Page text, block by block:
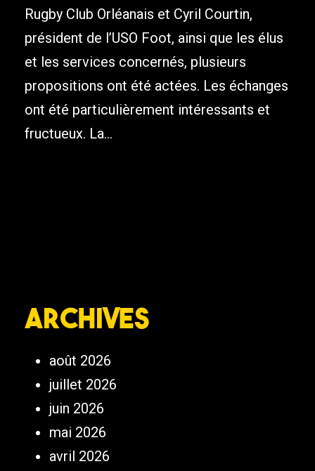
Rugby Club Orléanais et Cyril Courtin,
président de l’USO Foot, ainsi que les élus
et les services concernés, plusieurs
propositions ont été actées. Les échanges
ont été particulièrement intéressants et
fructueux. La...
Archives
août 2026
juillet 2026
juin 2026
mai 2026
avril 2026